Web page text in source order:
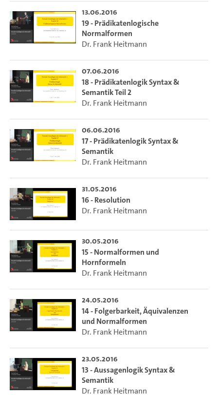
13.06.2016
19 - Prädikatenlogische
Normalformen
Dr. Frank Heitmann
07.06.2016
18 - Prädikatenlogik Syntax &
Semantik Teil 2
Dr. Frank Heitmann
06.06.2016
17 - Prädikatenlogik Syntax &
Semantik
Dr. Frank Heitmann
31.05.2016
16 - Resolution
Dr. Frank Heitmann
30.05.2016
15 - Normalformen und
Hornformeln
Dr. Frank Heitmann
24.05.2016
14 - Folgerbarkeit, Äquivalenzen
und Normalformen
Dr. Frank Heitmann
23.05.2016
13 - Aussagenlogik Syntax &
Semantik
Dr. Frank Heitmann